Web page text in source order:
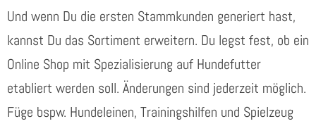
Und wenn Du die ersten Stammkunden generiert hast,
kannst Du das Sortiment erweitern. Du legst fest, ob ein
Online Shop mit Spezialisierung auf Hundefutter
etabliert werden soll. Änderungen sind jederzeit möglich.
Füge bspw. Hundeleinen, Trainingshilfen und Spielzeug